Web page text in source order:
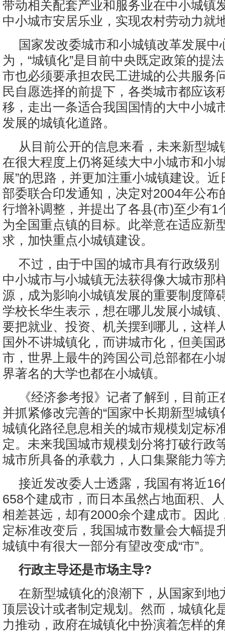
带动相关配套产业和服务业在中小城镇
中小城市安居乐业，实现农村劳动力就
国家发改委城市和小城镇改革发展中
为，“城镇化”是目前中央既定政策的提
市也必须要承担农民工进城的公共服务
民自愿选择的前提下，各类城市都应该
移，走出一条适合我国国情的大中小城
发展的城镇化道路。
从目前公开的信息来看，未来新型城
在很大程度上仍将延续大中小城市和小
展”的思路，并更加注重小城镇建设。近
部委联合印发通知，决定对2004年公布
行增补调整，并提出了各县(市)至少有1
为全国重点镇的目标。此举意在适应新
求，加快重点小城镇建设。
不过，由于中国的城市具有行政级别
中小城市与小城镇无法获得像大城市那
源，成为影响小城镇发展的重要制度障
学校长华生表示，想在哪儿发展小城镇
要把就业、投资、机关摆到哪儿，这样
国外不讲城镇化，而讲城市化，但美国
市，世界上最牛的跨国公司总部都在小
界著名的大学也都在小城镇。
《经济参考报》记者了解到，目前
并抓紧修改完善的“国家中长期新型城镇
城镇化路径息息相关的城市规模划定标
定。未来我国城市规模划分将打破行政
城市所具备的承载力，人口集聚能力等
接近发改委人士透露，我国有将近
658个建成市，而日本虽然占地面积、
相差甚远，却有2000余个建成市。因此
定标准改变后，我国城市数量会大幅提
城镇中有很大一部分有望改变成“市”。
行政主导还是市场主导?
在新型城镇化的浪潮下，从国家到地
顶层设计或者制定规划。然而，城镇化
力推动，政府在城镇化中扮演着怎样的